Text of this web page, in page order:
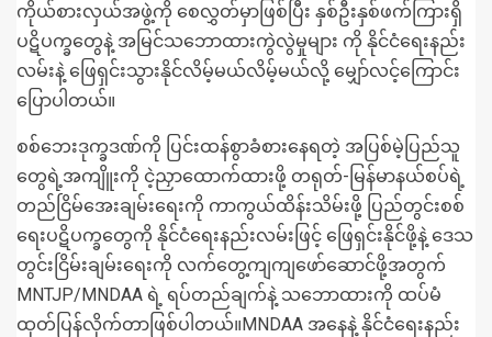
ကိုယ်စားလှယ်အဖွဲ့ကို စေလွှတ်မှာဖြစ်ပြီး နှစ်ဦးနှစ်ဖက်ကြားရှိ
ပဋိပက္ခတွေနဲ့ အမြင်သဘောထားကွဲလွဲမှုများ ကို နိုင်ငံရေးနည်း
လမ်းနဲ့ ဖြေရှင်းသွားနိုင်လိမ့်မယ်လိမ့်မယ်လို့ မျှော်လင့်ကြောင်း
ပြောပါတယ်။
စစ်ဘေးဒုက္ခဒဏ်ကို ပြင်းထန်စွာခံစားနေရတဲ့ အပြစ်မဲ့ပြည်သူ
တွေရဲ့အကျိူးကို ငဲ့ညှာထောက်ထားဖို့ တရုတ်-မြန်မာနယ်စပ်ရဲ့
တည်ငြိမ်အေးချမ်းရေးကို ကာကွယ်ထိန်းသိမ်းဖို့ ပြည်တွင်းစစ်
ရေးပဋိပက္ခတွေကို နိုင်ငံရေးနည်းလမ်းဖြင့် ဖြေရှင်းနိုင်ဖို့နဲ့ ဒေသ
တွင်းငြိမ်းချမ်းရေးကို လက်တွေ့ကျကျဖော်ဆောင်ဖို့အတွက်
MNTJP/MNDAA ရဲ့ ရပ်တည်ချက်နဲ့ သဘောထားကို ထပ်မံ
ထုတ်ပြန်လိုက်တာဖြစ်ပါတယ်။MNDAA အနေနဲ့ နိုင်ငံရေးနည်း